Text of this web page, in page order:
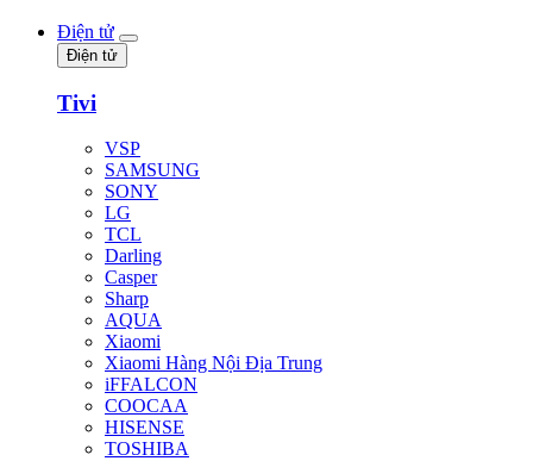
Điện tử
Điện tử
Tivi
VSP
SAMSUNG
SONY
LG
TCL
Darling
Casper
Sharp
AQUA
Xiaomi
Xiaomi Hàng Nội Địa Trung
iFFALCON
COOCAA
HISENSE
TOSHIBA